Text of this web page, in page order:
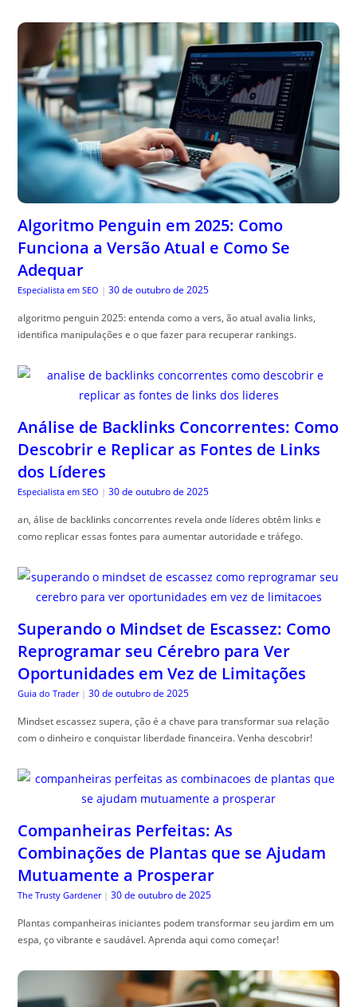
Algoritmo Penguin em 2025: Como
Funciona a Versão Atual e Como Se
Adequar
Especialista em SEO | 30 de outubro de 2025
algoritmo penguin 2025: entenda como a vers, ão atual avalia links,
identifica manipulações e o que fazer para recuperar rankings.
Análise de Backlinks Concorrentes: Como
Descobrir e Replicar as Fontes de Links
dos Líderes
Especialista em SEO | 30 de outubro de 2025
an, álise de backlinks concorrentes revela onde líderes obtêm links e
como replicar essas fontes para aumentar autoridade e tráfego.
Superando o Mindset de Escassez: Como
Reprogramar seu Cérebro para Ver
Oportunidades em Vez de Limitações
Guia do Trader | 30 de outubro de 2025
Mindset escassez supera, ção é a chave para transformar sua relação
com o dinheiro e conquistar liberdade financeira. Venha descobrir!
Companheiras Perfeitas: As
Combinações de Plantas que se Ajudam
Mutuamente a Prosperar
The Trusty Gardener | 30 de outubro de 2025
Plantas companheiras iniciantes podem transformar seu jardim em um
espa, ço vibrante e saudável. Aprenda aqui como começar!